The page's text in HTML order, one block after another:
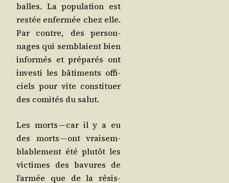
balles. La popu­la­tion est
res­tée enfer­mée chez elle.
Par contre, des per­son­
nages qui sem­blaient bien
infor­més et pré­pa­rés ont
inves­ti les bâti­ments offi­
ciels pour vite consti­tuer
des comi­tés du salut.
Les morts — car il y a eu
des morts — ont vrai­sem­
bla­ble­ment été plu­tôt les
vic­times des bavures de
l’ar­mée que de la résis­